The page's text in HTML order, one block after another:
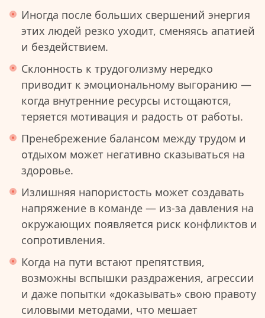
Иногда после больших свершений энергия
этих людей резко уходит, сменяясь апатией
и бездействием.
Склонность к трудоголизму нередко
приводит к эмоциональному выгоранию —
когда внутренние ресурсы истощаются,
теряется мотивация и радость от работы.
Пренебрежение балансом между трудом и
отдыхом может негативно сказываться на
здоровье.
Излишняя напористость может создавать
напряжение в команде — из-за давления на
окружающих появляется риск конфликтов и
сопротивления.
Когда на пути встают препятствия,
возможны вспышки раздражения, агрессии
и даже попытки «доказывать» свою правоту
силовыми методами, что мешает